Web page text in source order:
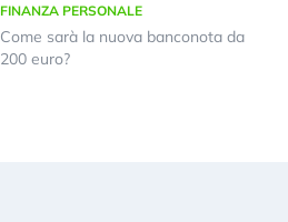
FINANZA PERSONALE
Come sarà la nuova banconota da
200 euro?